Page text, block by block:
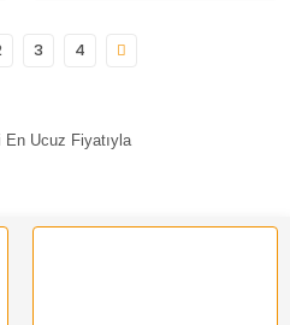
3 4
En Ucuz Fiyatıyla